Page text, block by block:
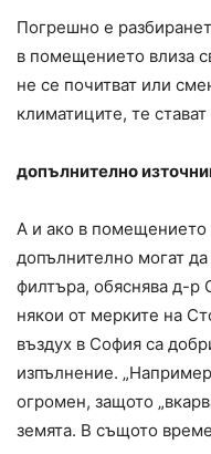
Погрешно е
в помещението влиза
не се почитват или
климатиците, те стават
допълнително
А и ако в
допълнително могат да
филтъра, обяснява д-
някои от мерките на
въздух в София са
изпълнение.
огромен, защото
земята. В същото